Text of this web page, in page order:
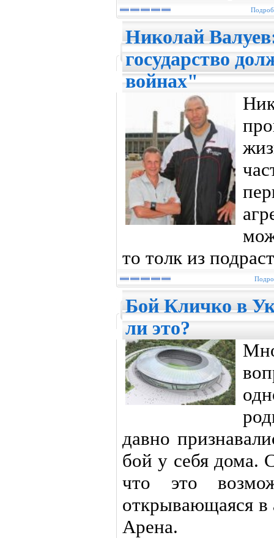
Николай
государство
войнах"
то толк из
Бой Кличко в
ли это?
давно
бой у себя дома.
что это
открывающаяся в
Арена.